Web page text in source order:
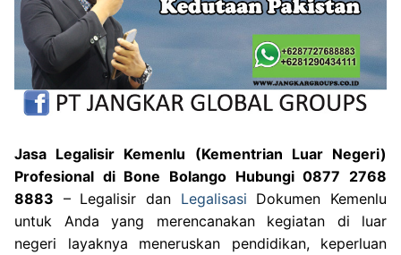
Jasa Legalisir Kemenlu (Kementrian Luar Negeri)
Profesional di Bone Bolango Hubungi 0877 2768
8883 – Legalisir dan Legalisasi Dokumen Kemenlu
untuk Anda yang merencanakan kegiatan di luar
negeri layaknya meneruskan pendidikan, keperluan